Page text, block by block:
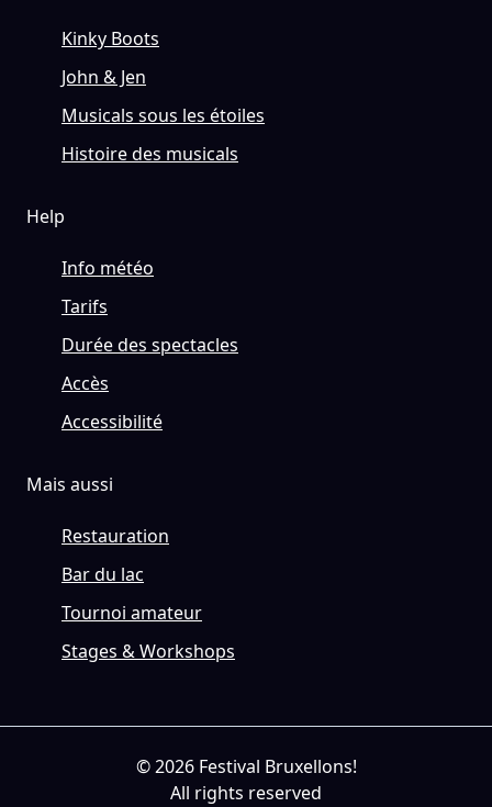
Kinky Boots
John & Jen
Musicals sous les étoiles
Histoire des musicals
Help
Info météo
Tarifs
Durée des spectacles
Accès
Accessibilité
Mais aussi
Restauration
Bar du lac
Tournoi amateur
Stages & Workshops
© 2026 Festival Bruxellons!
All rights reserved